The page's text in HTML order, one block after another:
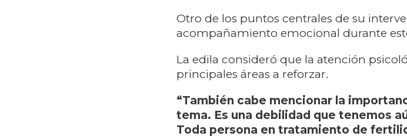
Otro de los puntos centrales de su
acompañamiento emocional durante
La edila consideró que la atención
principales áreas a reforzar.
“También cabe mencionar la
tema. Es una debilidad que tenemos
Toda persona en tratamiento de